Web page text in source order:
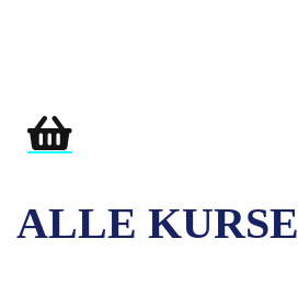
ALLE KURSE